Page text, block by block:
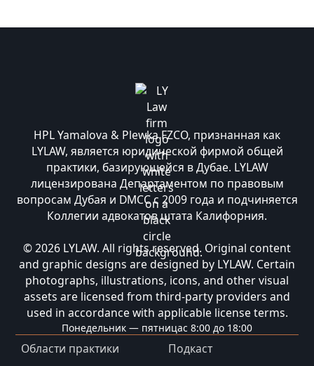
HPL Yamalova & Plewka FZCO, признанная как
LYLAW, является юридической фирмой общей
практики, базирующейся в Дубае. LYLAW
лицензирована Департаментом по правовым
вопросам Дубая и DMCC с 2009 года и подчиняется
Коллегии адвокатов штата Калифорния.
© 2026 LYLAW. All rights reserved. Original content
and graphic designs are designed by LYLAW. Certain
photographs, illustrations, icons, and other visual
assets are licensed from third-party providers and
used in accordance with applicable license terms.
Понедельник — пятницас 8:00 до 18:00
Области практики Подкаст